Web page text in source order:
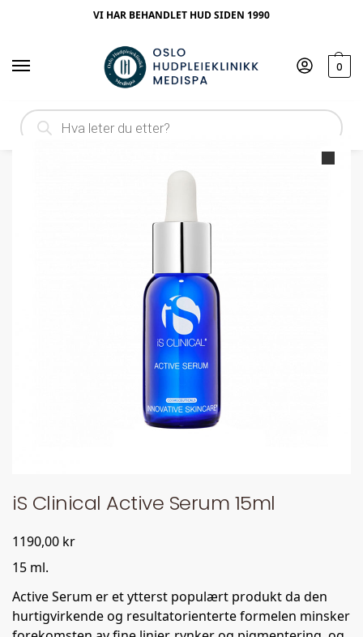
VI HAR BEHANDLET HUD SIDEN 1990
0
Hjem
iS Clinical Active Serum 15ml
1190,00 kr
15 ml.
Active Serum er et ytterst populært produkt da den
hurtigvirkende og resultatorienterte formelen minsker